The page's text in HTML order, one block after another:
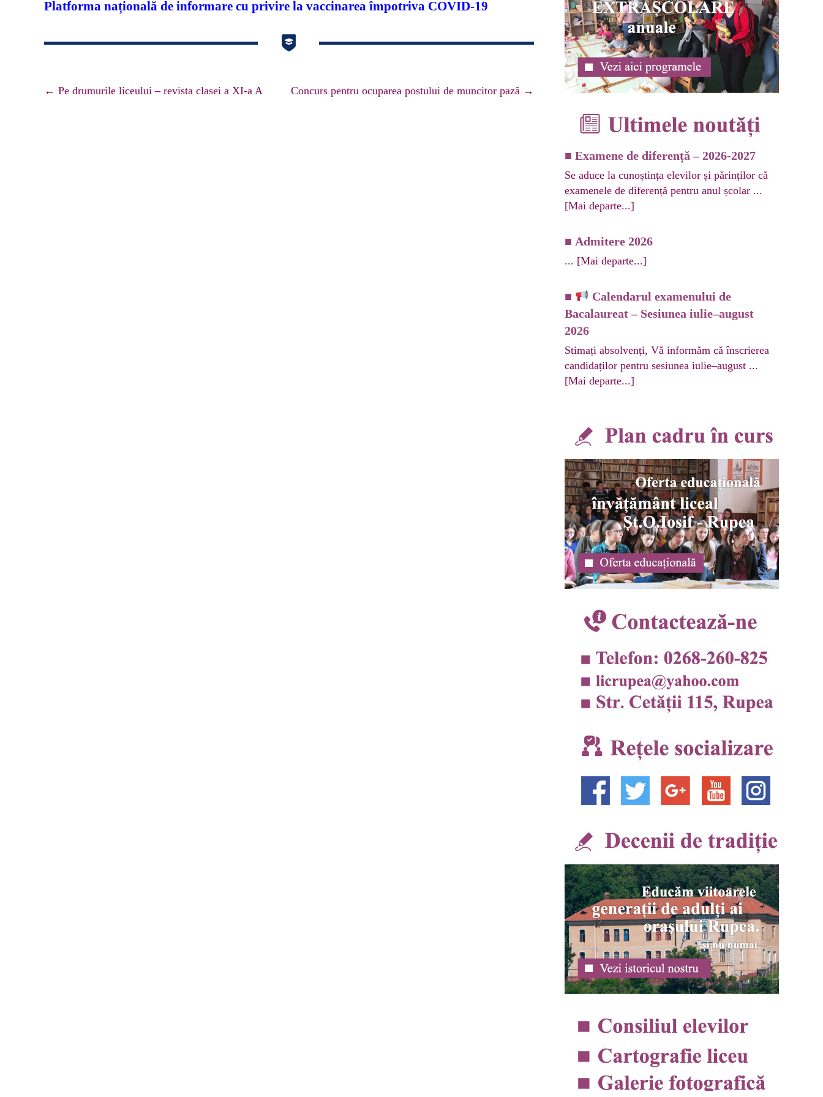
■ CONSILIU PROFESORAL
■ DOCUMENTE
■ CARTOGRAFIE LICEU
■ SALARIZARE ȘI GRILE
■ DOCUMENTE LICEU ▸ ■ STATUTUL ELEVULUI
■ ORARE
Platforma națională de informare cu privire la vaccinarea împotriva COVID-19
Navigare
← Pe drumurile liceului – revista clasei a XI-a A Concurs pentru ocuparea postului de muncitor pază →
■ Examene de diferență – 2026-2027
Se aduce la cunoștința elevilor și părinților că
examenele de diferență pentru anul școlar ...
[Mai departe...]
■ Admitere 2026
... [Mai departe...]
■
Calendarul examenului de
Bacalaureat – Sesiunea iulie–august
2026
Stimați absolvenți, Vă informăm că înscrierea
candidaților pentru sesiunea iulie–august ...
[Mai departe...]